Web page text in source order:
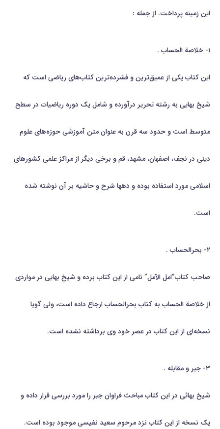
این زمینه پرداخت. از جمله :
۱- خلاصة الحساب .
این كتاب یكی از عمیق‌ترین و فشرده‌ترین كتاب‌های ریاضی است كه
شیخ بهایی به رشته تحریر درآورده و شامل یك دوره ریاضيات در سطح
متوسط است و حدود سه قرن به عنوان متن آموزشی حوزه‌های علوم
دینی در نجف، اصفهان، مشهد، قم و برخی دیگر از مراكز علمی كشورهای
اسلامی مورد استفاده بوده و دهها شرح و حاشیه بر آن نوشته شده
است.
۲- بحرالحساب .
صاحب كتاب”امل الآمل” نامی از این كتاب برده و شیخ بهایی در مواردی
از خلاصة الحساب به كتاب بحرالحساب ارجاع داده است، ولی گویا
نسخه‌ای از این كتاب در عصر خود وی برداشته نشده است.
۳- جبر و مقابله .
شیخ بهائي در این كتاب مباحث فراوان جبر را مورد بررسی قرار داده و
یك نسخه از این كتاب نزد مرحوم سعید نفیسی موجود بوده است.